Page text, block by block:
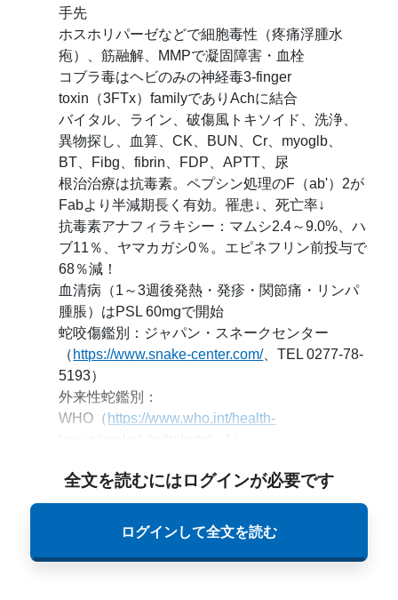
手先
ホスホリパーゼなどで細胞毒性（疼痛浮腫水
疱）、筋融解、MMPで凝固障害・血栓
コブラ毒はヘビのみの神経毒3-finger
toxin（3FTx）familyでありAchに結合
バイタル、ライン、破傷風トキソイド、洗浄、
異物探し、血算、CK、BUN、Cr、myoglb、
BT、Fibg、fibrin、FDP、APTT、尿
根治治療は抗毒素。ペプシン処理のF（ab'）2が
Fabより半減期長く有効。罹患↓、死亡率↓
抗毒素アナフィラキシー：マムシ2.4～9.0%、ハ
ブ11％、ヤマカガシ0％。エピネフリン前投与で
68％減！
血清病（1～3週後発熱・発疹・関節痛・リンパ
腫脹）はPSL 60mgで開始
蛇咬傷鑑別：ジャパン・スネークセンター
（ https://www.snake-center.com/、TEL 0277-78-
5193）
外来性蛇鑑別：
WHO（https://www.who.int/health-
topics/snakebite#tab=tab_1
全文を読むにはログインが必要です
ログインして全文を読む